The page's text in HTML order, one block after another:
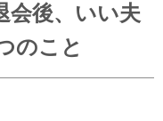
会後、いい夫
のこと